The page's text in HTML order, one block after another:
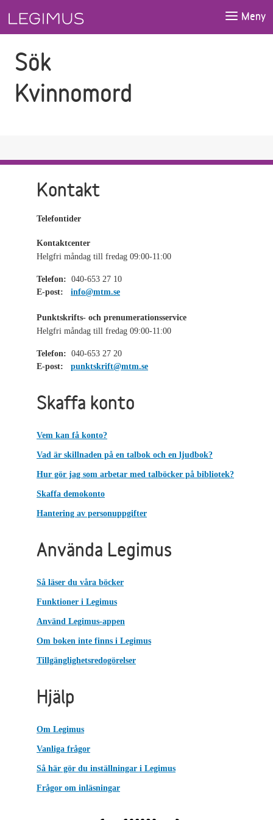
Meny
Sök
Kvinnomord
Kontakt
Telefontider
Kontaktcenter
Helgfri måndag till fredag 09:00-11:00
Telefon: 040-653 27 10
E-post:
info@mtm.se
Punktskrifts- och prenumerationsservice
Helgfri måndag till fredag 09:00-11:00
Telefon: 040-653 27 20
E-post:
punktskrift@mtm.se
Skaffa konto
Vem kan få konto?
Vad är skillnaden på en talbok och en ljudbok?
Hur gör jag som arbetar med talböcker på bibliotek?
Skaffa demokonto
Hantering av personuppgifter
Använda Legimus
Så läser du våra böcker
Funktioner i Legimus
Använd Legimus-appen
Om boken inte finns i Legimus
Tillgänglighetsredogörelser
Hjälp
Om Legimus
Vanliga frågor
Så här gör du inställningar i Legimus
Frågor om inläsningar